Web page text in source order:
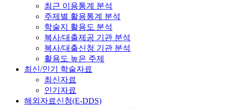
최근 이용통계 분석
주제별 활용통계 분석
학술지 활용도 분석
복사/대출제공 기관 분석
복사/대출신청 기관 분석
활용도 높은 주제
최신/인기 학술자료
최신자료
인기자료
해외자료신청(E-DDS)